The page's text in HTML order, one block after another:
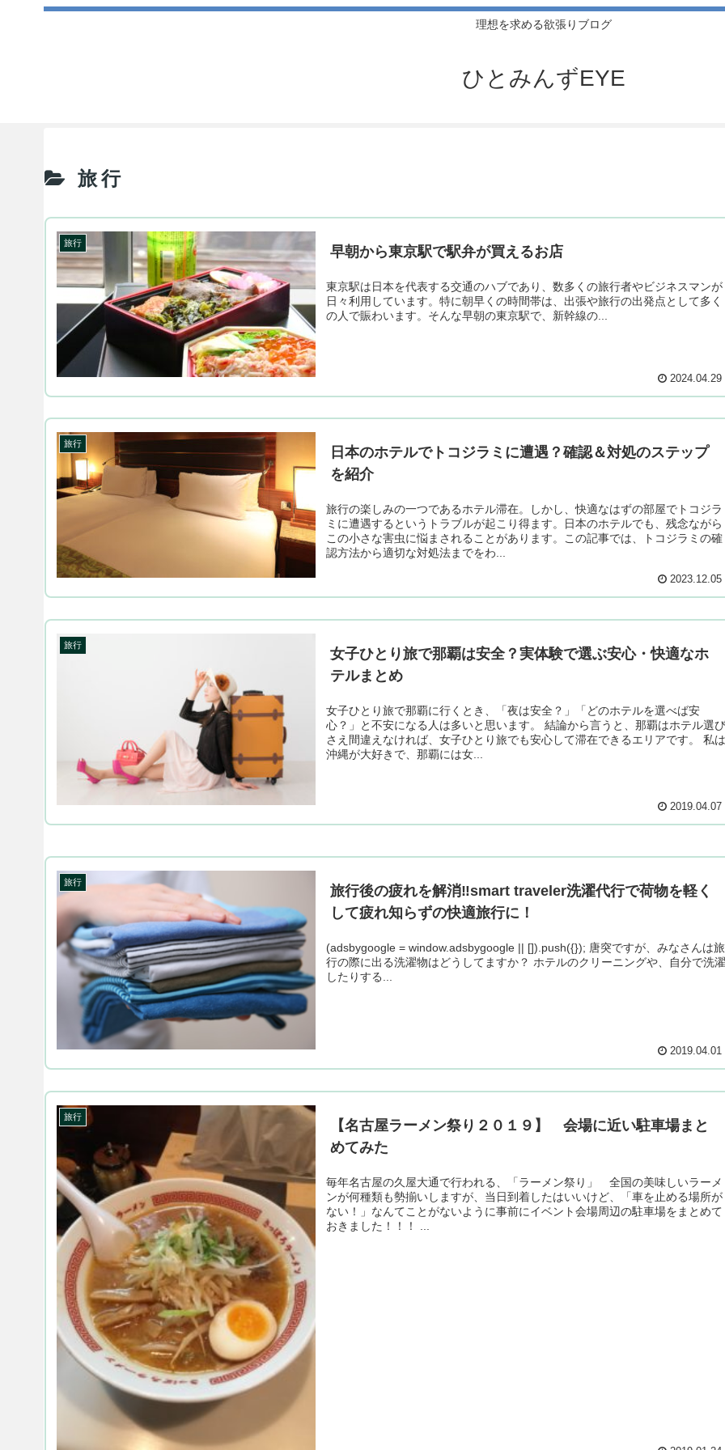
理想を求める欲張りブログ
ひとみんずEYE
旅行
旅行
早朝から東京駅で駅弁が買えるお店
東京駅は日本を代表する交通のハブであり、数多くの旅行者やビジネスマンが
日々利用しています。特に朝早くの時間帯は、出張や旅行の出発点として多く
の人で賑わいます。そんな早朝の東京駅で、新幹線の...
2024.04.29
旅行
日本のホテルでトコジラミに遭遇？確認＆対処のステップ
を紹介
旅行の楽しみの一つであるホテル滞在。しかし、快適なはずの部屋でトコジラ
ミに遭遇するというトラブルが起こり得ます。日本のホテルでも、残念ながら
この小さな害虫に悩まされることがあります。この記事では、トコジラミの確
認方法から適切な対処法までをわ...
2023.12.05
旅行
女子ひとり旅で那覇は安全？実体験で選ぶ安心・快適なホ
テルまとめ
女子ひとり旅で那覇に行くとき、「夜は安全？」「どのホテルを選べば安
心？」と不安になる人は多いと思います。 結論から言うと、那覇はホテル選び
さえ間違えなければ、女子ひとり旅でも安心して滞在できるエリアです。 私は
沖縄が大好きで、那覇には女...
2019.04.07
旅行
旅行後の疲れを解消‼︎smart traveler洗濯代行で荷物を軽く
して疲れ知らずの快適旅行に！
(adsbygoogle = window.adsbygoogle || []).push({}); 唐突ですが、みなさんは旅
行の際に出る洗濯物はどうしてますか？ ホテルのクリーニングや、自分で洗濯
したりする...
2019.04.01
旅行
【名古屋ラーメン祭り２０１９】 会場に近い駐車場まと
めてみた
毎年名古屋の久屋大通で行われる、「ラーメン祭り」 全国の美味しいラーメ
ンが何種類も勢揃いしますが、当日到着したはいいけど、「車を止める場所が
ない！」なんてことがないように事前にイベント会場周辺の駐車場をまとめて
おきました！！！ ...